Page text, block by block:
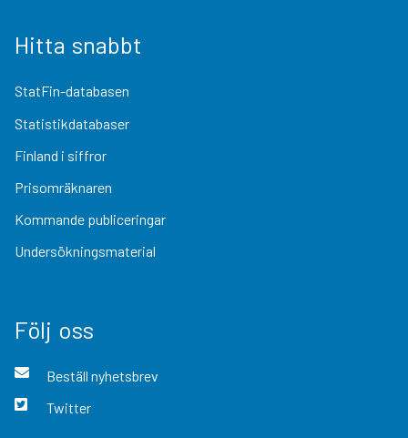
Hitta snabbt
StatFin-databasen
Statistikdatabaser
Finland i siffror
Prisomräknaren
Kommande publiceringar
Undersökningsmaterial
Följ oss
Beställ nyhetsbrev
Twitter